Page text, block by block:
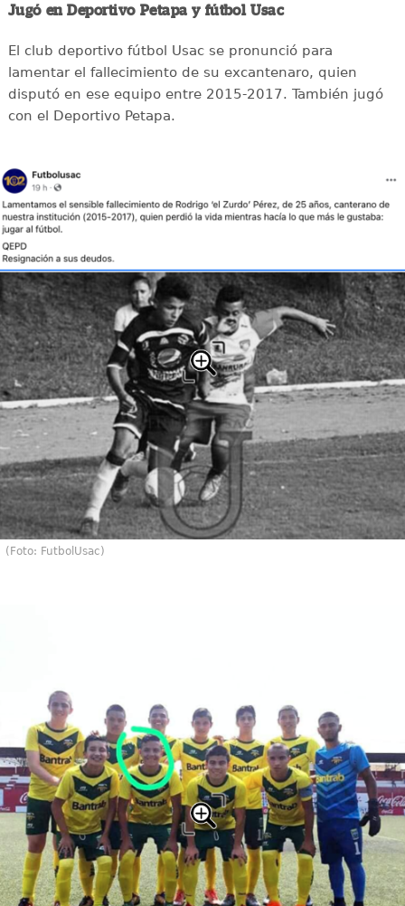
Jugó en Deportivo Petapa y fútbol Usac
El club deportivo fútbol Usac se pronunció para
lamentar el fallecimiento de su excantenaro, quien
disputó en ese equipo entre 2015-2017. También jugó
con el Deportivo Petapa.
(Foto: FutbolUsac)